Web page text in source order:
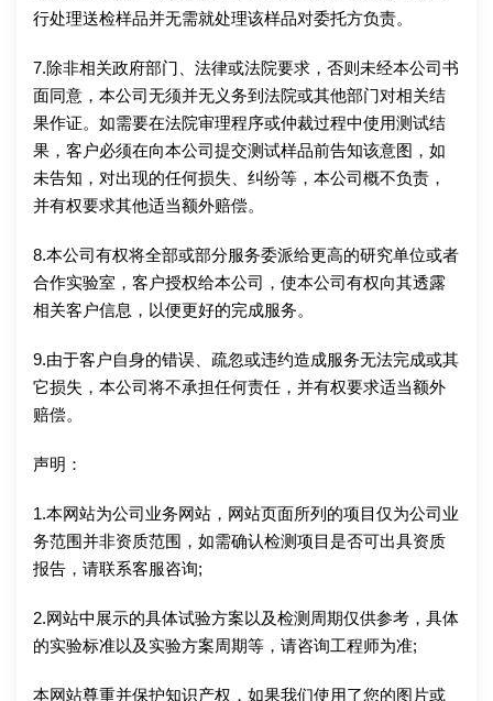
行处理送检样品并无需就处理该样品对委托方负责。
7.除非相关政府部门、法律或法院要求，否则未经本公司书
面同意，本公司无须并无义务到法院或其他部门对相关结
果作证。如需要在法院审理程序或仲裁过程中使用测试结
果，客户必须在向本公司提交测试样品前告知该意图，如
未告知，对出现的任何损失、纠纷等，本公司概不负责，
并有权要求其他适当额外赔偿。
8.本公司有权将全部或部分服务委派给更高的研究单位或者
合作实验室，客户授权给本公司，使本公司有权向其透露
相关客户信息，以便更好的完成服务。
9.由于客户自身的错误、疏忽或违约造成服务无法完成或其
它损失，本公司将不承担任何责任，并有权要求适当额外
赔偿。
声明：
1.本网站为公司业务网站，网站页面所列的项目仅为公司业
务范围并非资质范围，如需确认检测项目是否可出具资质
报告，请联系客服咨询;
2.网站中展示的具体试验方案以及检测周期仅供参考，具体
的实验标准以及实验方案周期等，请咨询工程师为准;
本网站尊重并保护知识产权，如果我们使用了您的图片或